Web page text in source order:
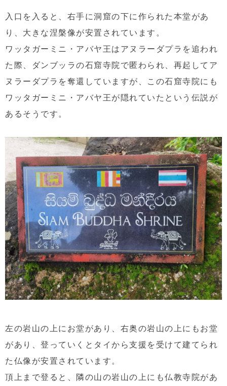
入口を入ると、右手に洞窟の下に作られた本堂があ
り、大きな涅槃像が安置されています。
ワッタガーミニ・アバヤ王はアヌラーダプラを追われ
た際、ダンブッラの石窟寺院で匿わられ、再起してア
ヌラーダプラを奪還していますが、この石窟寺院にも
ワッタガーミニ・アバヤ王が隠れていたという伝説が
あるそうです。
左の岩山の上にお堂があり、右奥の岩山の上にもお堂
があり、登っていくとタイから支援を受けて建てられ
た仏像が安置されています。
頂上まで登ると、隣の山の岩山の上にも仏教寺院があ